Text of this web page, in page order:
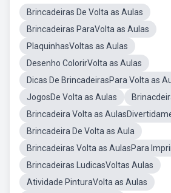
Brincadeiras De Volta as Aulas
Brincadeiras ParaVolta as Aulas
PlaquinhasVoltas as Aulas
Desenho ColorirVolta as Aulas
Dicas De BrincadeirasPara Volta as
JogosDe Volta as Aulas
Brincadeira Volta as
Brincadeira De Volta as Aula
Brincadeiras Volta as AulasPara
Brincadeiras LudicasVoltas Aulas
Atividade PinturaVolta as Aulas